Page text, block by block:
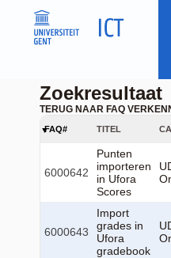
Zoekresultaat
TERUG NAAR FAQ
FAQ# TITEL
6000642
Punten
importeren
in Ufora
Scores
6000643
Import
grades in
Ufora
gradebook